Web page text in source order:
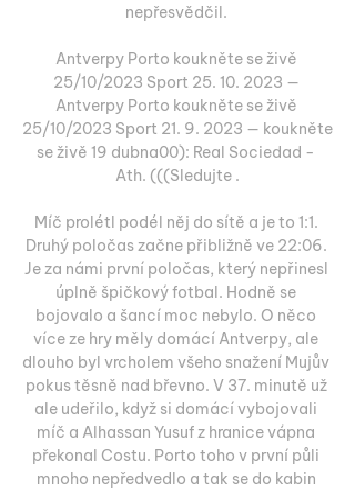
nepřesvědčil.
Antverpy Porto koukněte se živě
25/10/2023 Sport 25. 10. 2023 —
Antverpy Porto koukněte se živě
25/10/2023 Sport 21. 9. 2023 — koukněte
se živě 19 dubna00): Real Sociedad -
Ath. (((Sledujte .
Míč prolétl podél něj do sítě a je to 1:1.
Druhý poločas začne přibližně ve 22:06.
Je za námi první poločas, který nepřinesl
úplně špičkový fotbal. Hodně se
bojovalo a šancí moc nebylo. O něco
více ze hry měly domácí Antverpy, ale
dlouho byl vrcholem všeho snažení Mujův
pokus těsně nad břevno. V 37. minutě už
ale udeřilo, když si domácí vybojovali
míč a Alhassan Yusuf z hranice vápna
překonal Costu. Porto toho v první půli
mnoho nepředvedlo a tak se do kabin